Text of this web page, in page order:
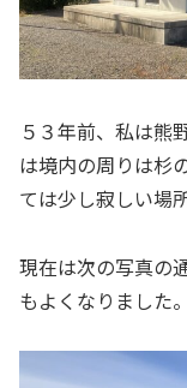
５３年前、私は熊
は境内の周りは杉
ては少し寂しい場
現在は次の写真の
もよくなりました。